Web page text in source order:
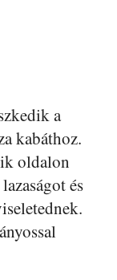
a
kabáthoz.
oldalon
és